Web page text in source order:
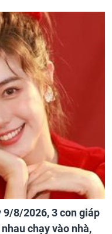
9/8/2026, 3 con giáp
chạy vào nhà,